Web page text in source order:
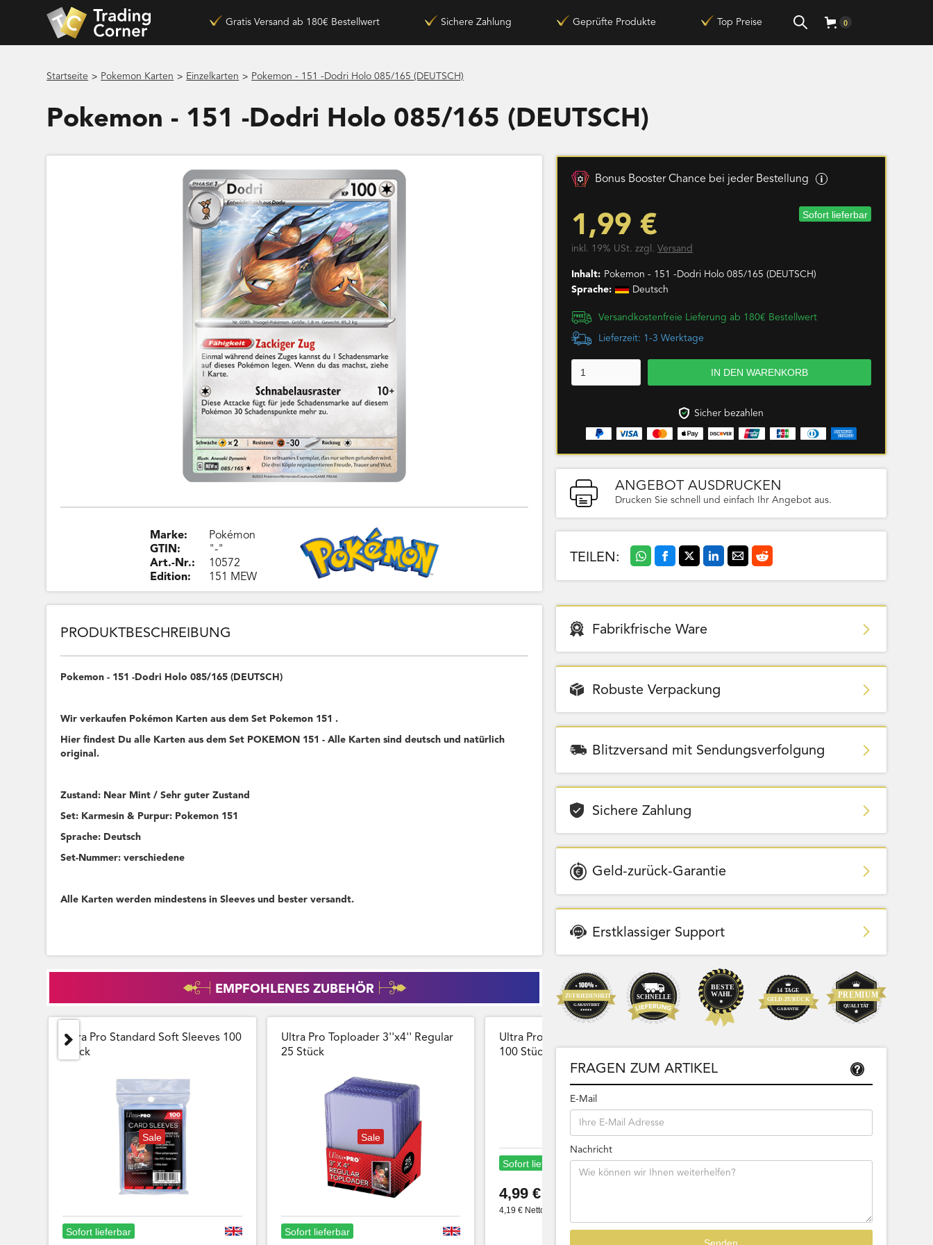
Gratis Versand ab 180€ Bestellwert Sichere Zahlung Geprüfte Produkte Top Preise 0
Startseite > Pokemon Karten > Einzelkarten > Pokemon - 151 -Dodri Holo 085/165 (DEUTSCH)
Pokemon - 151 -Dodri Holo 085/165 (DEUTSCH)
Marke:
GTIN:
Art.-Nr.:
Edition:
Pokémon
"-"
10572
151 MEW
Bonus Booster Chance bei jeder Bestellung
1,99 € Sofort lieferbar
inkl. 19% USt. zzgl. Versand
Inhalt: Pokemon - 151 -Dodri Holo 085/165 (DEUTSCH)
Sprache:
Deutsch
Versandkostenfreie Lieferung ab 180€ Bestellwert
Lieferzeit: 1-3 Werktage
Sicher bezahlen
ANGEBOT AUSDRUCKEN
Drucken Sie schnell und einfach Ihr Angebot aus.
TEILEN:
PRODUKTBESCHREIBUNG
Pokemon - 151 -Dodri Holo 085/165 (DEUTSCH)
Wir verkaufen Pokémon Karten aus dem Set Pokemon 151 .
Hier findest Du alle Karten aus dem Set POKEMON 151 - Alle Karten sind deutsch und natürlich
original.
Zustand: Near Mint / Sehr guter Zustand
Set: Karmesin & Purpur: Pokemon 151
Sprache: Deutsch
Set-Nummer: verschiedene
Alle Karten werden mindestens in Sleeves und bester versandt.
EMPFOHLENES ZUBEHÖR
Ultra Pro Standard Soft Sleeves 100
Stück
Sale
Sofort lieferbar
Ultra Pro Toploader 3''x4'' Regular
25 Stück
Sale
Sofort lieferbar
Ultra Pro Card Sleeves Team Bags
100 Stück Wiederverschließbar
Sofort lieferbar
4,99 €
4,19 € Netto
Bestseller
Sofort lieferbar
Fabrikfrische Ware
Robuste Verpackung
Blitzversand mit Sendungsverfolgung
Sichere Zahlung
Geld-zurück-Garantie
Erstklassiger Support
FRAGEN ZUM ARTIKEL
E-Mail
Nachricht